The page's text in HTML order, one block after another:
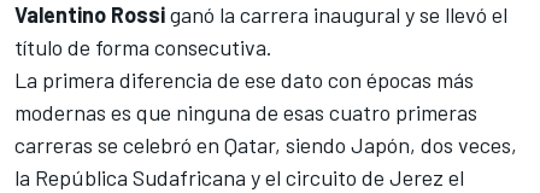
Valentino Rossiganó la carrera inaugural y se llevó el
título de forma consecutiva.
La primera diferencia de ese dato con épocas más
modernas es que ninguna de esas cuatro primeras
carreras se celebró en Qatar, siendo Japón, dos veces,
la República Sudafricana y el circuito de Jerez el